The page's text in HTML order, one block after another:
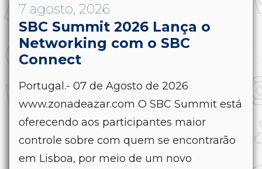
7 agosto, 2026
SBC Summit 2026 Lança o
Networking com o SBC
Connect
Portugal.- 07 de Agosto de 2026
www.zonadeazar.com O SBC Summit está
oferecendo aos participantes maior
controle sobre com quem se encontrarão
em Lisboa, por meio de um novo